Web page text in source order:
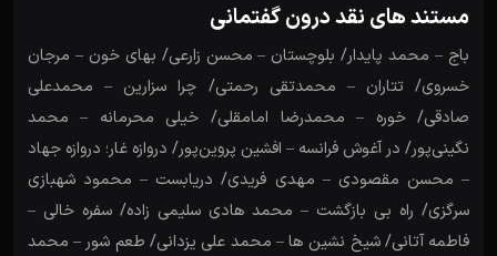
مستند های نقد درون گفتمانی
باج – محمد پایدار/ بلوچستان – محسن زارعی/ بهای خون – مرجان
خسروی/ تتاران – محمدتقی رحمتی/ چرا سزارین – محمدعلی
صادقی/ خوره – محمدرضا امامقلی/ خیلی محرمانه – محمد
نگینی‌پور/ در آغوش فرانسه – افشین پروین‌پور/ دروازه غار؛ دروازه جهاد
– محسن مقصودی – مهدی فریدی/ دریابست – محمود شهبازی
سرگزی/ راه بی بازگشت – محمد هادی سلیمی زاده/ سفره خالی –
فاطمه آتانی/ شیخ نشین ها – محمد علی یزدانی/ طعم شور – محمد